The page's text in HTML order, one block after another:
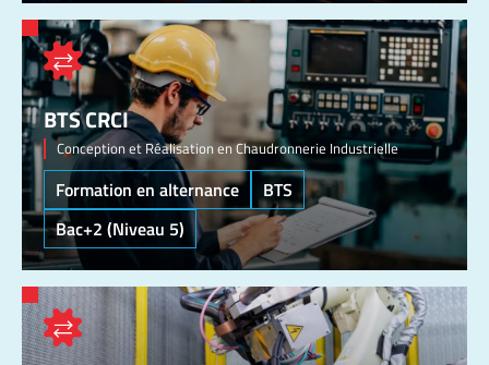
BTS CRCI
Conception et Réalisation en Chaudronnerie Industrielle
Formation en alternance
BTS
Bac+2 (Niveau 5)